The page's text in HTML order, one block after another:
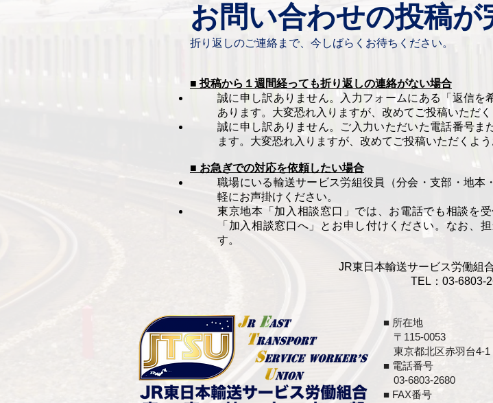
お問い合わせの投稿が
​折り返しのご連絡まで、今しばらくお待ちください。
■投稿から １週間経っても折り返しの連絡がない場合
誠に申し訳ありません。入力フォームにある「返信
あります。大変恐れ入りますが、改めてご投稿いただく
誠に申し訳ありません。ご入力いただいた電話番号ま
ます。大変恐れ入りますが、改めてご投稿いただくよう
■ お急ぎでの対応を依頼したい場合
職場にいる輸送サービス労組役員（分会・支部・地
軽にお声掛けください。
東京地本「加入相談窓口」では、お電話でも相談を
「加入相談窓口へ」とお申し付けください。なお、
す。
JR東日本輸送サービス労働
TEL：03-6803-
■ 所在地
​ 〒115-0053
東京都北区赤羽台4-1
■ 電話番号
03-6803-2680
■ FAX番号